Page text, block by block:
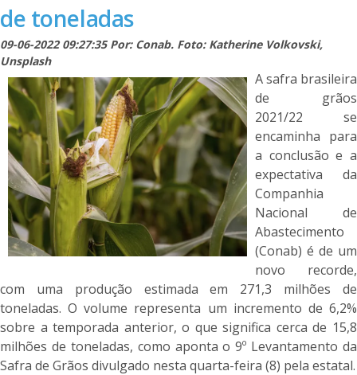
de toneladas
09-06-2022 09:27:35 Por: Conab. Foto: Katherine Volkovski,
Unsplash
A safra brasileira
de grãos
2021/22 se
encaminha para
a conclusão e a
expectativa da
Companhia
Nacional de
Abastecimento
(Conab) é de um
novo recorde,
com uma produção estimada em 271,3 milhões de
toneladas. O volume representa um incremento de 6,2%
sobre a temporada anterior, o que significa cerca de 15,8
milhões de toneladas, como aponta o 9º Levantamento da
Safra de Grãos divulgado nesta quarta-feira (8) pela estatal.